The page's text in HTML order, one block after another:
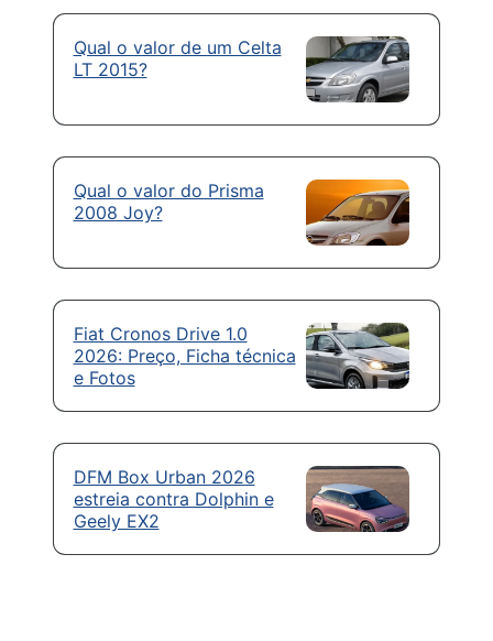
Qual o valor de um Celta
LT 2015?
Qual o valor do Prisma
2008 Joy?
Fiat Cronos Drive 1.0
2026: Preço, Ficha técnica
e Fotos
DFM Box Urban 2026
estreia contra Dolphin e
Geely EX2